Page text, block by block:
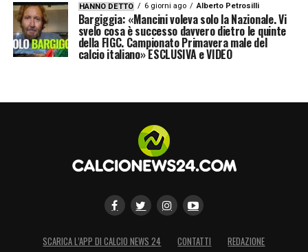
HANNO DETTO 6 giorni ago Alberto Petrosilli
Bargiggia: «Mancini voleva solo la Nazionale. Vi
svelo cosa è successo davvero dietro le quinte
della FIGC. Campionato Primavera male del
calcio italiano» ESCLUSIVA e VIDEO
SCARICA L’APP DI CALCIO NEWS 24 CONTATTI REDAZIONE